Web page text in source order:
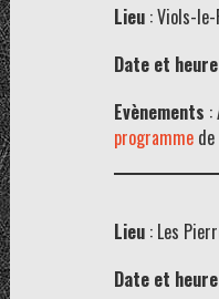
Lieu : Viols-
Date et heure
Evènements :
programmede
Lieu : Les
Date et heure